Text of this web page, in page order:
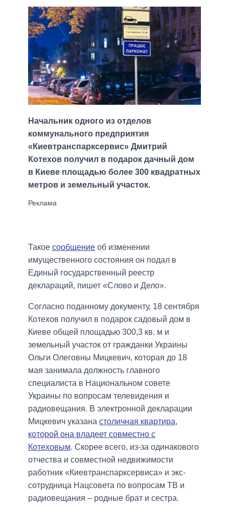
Начальник одного из отделов
коммунального предприятия
«Киевтранспарксервис» Дмитрий
Котехов получил в подарок дачный дом
в Киеве площадью более 300 квадратных
метров и земельный участок.
Такое сообщение об изменении
имущественного состояния он подал в
Единый государственный реестр
деклараций, пишет «Слово и Дело».
Согласно поданному документу, 18 сентября
Котехов получил в подарок садовый дом в
Киеве общей площадью 300,3 кв. м и
земельный участок от гражданки Украины
Ольги Олеговны Мицкевич, которая до 18
мая занимала должность главного
специалиста в Национальном совете
Украины по вопросам телевидения и
радиовещания. В электронной декларации
Мицкевич указана столичная квартира,
которой она владеет совместно с
Котеховым. Скорее всего, из-за одинакового
отчества и совместной недвижимости
работник «Киевтранспарксервиса» и экс-
сотрудница Нацсовета по вопросам ТВ и
радиовещания – родные брат и сестра.